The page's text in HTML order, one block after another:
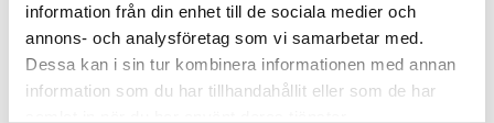
information från din enhet till de sociala medier och
annons- och analysföretag som vi samarbetar med.
Dessa kan i sin tur kombinera informationen med annan
information som du har tillhandahållit eller som de har